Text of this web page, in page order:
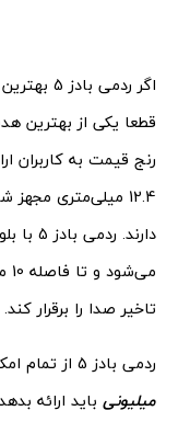
قطعا یکی از بهترین
رنج قیمت به کاربران
12.4 میلی‌متری
تاخیر صدا را برقرار کند.
ردمی بادز 5 از تمام امکاناتی که
میلیونی باید ارائه